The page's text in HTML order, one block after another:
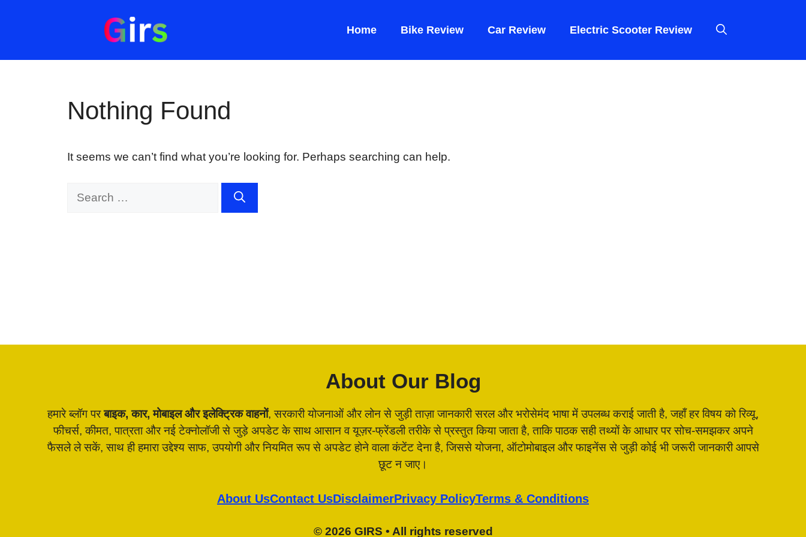
Home Bike Review Car Review Electric Scooter Review
Nothing Found
It seems we can’t find what you’re looking for. Perhaps searching can help.
About Our Blog
हमारे ब्लॉग परबाइक, कार, मोबाइल और इलेक्ट्रिक वाहनों, सरकारी योजनाओं और लोन से जुड़ी ताज़ा जानकारी सरल और भरोसेमंद भाषा में उपलब्ध कराई जाती है, जहाँ हर विषय को रिव्यू,
फीचर्स, कीमत, पात्रता और नई टेक्नोलॉजी से जुड़े अपडेट के साथ आसान व यूज़र-फ्रेंडली तरीके से प्रस्तुत किया जाता है, ताकि पाठक सही तथ्यों के आधार पर सोच-समझकर अपने
फैसले ले सकें, साथ ही हमारा उद्देश्य साफ, उपयोगी और नियमित रूप से अपडेट होने वाला कंटेंट देना है, जिससे योजना, ऑटोमोबाइल और फाइनेंस से जुड़ी कोई भी जरूरी जानकारी आपसे
छूट न जाए।
About UsContact UsDisclaimerPrivacy PolicyTerms & Conditions
© 2026 GIRS • All rights reserved